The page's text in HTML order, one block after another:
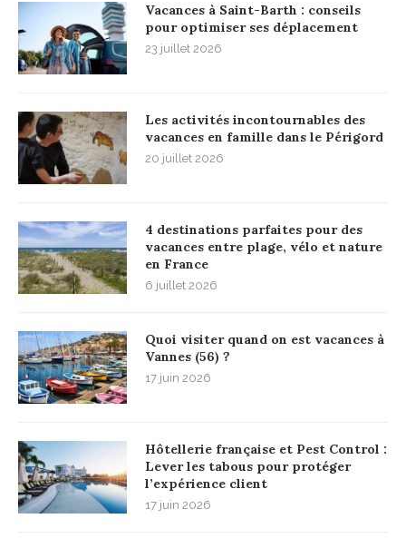
Vacances à Saint-Barth : conseils
pour optimiser ses déplacement
23 juillet 2026
Les activités incontournables des
vacances en famille dans le Périgord
20 juillet 2026
4 destinations parfaites pour des
vacances entre plage, vélo et nature
en France
6 juillet 2026
Quoi visiter quand on est vacances à
Vannes (56) ?
17 juin 2026
Hôtellerie française et Pest Control :
Lever les tabous pour protéger
l’expérience client
17 juin 2026